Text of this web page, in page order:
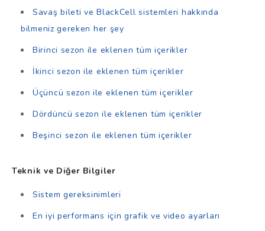
Savaş bileti ve BlackCell sistemleri hakkında
bilmeniz gereken her şey
Birinci sezon ile eklenen tüm içerikler
İkinci sezon ile eklenen tüm içerikler
Üçüncü sezon ile eklenen tüm içerikler
Dördüncü sezon ile eklenen tüm içerikler
Beşinci sezon ile eklenen tüm içerikler
Teknik ve Diğer Bilgiler
Sistem gereksinimleri
En iyi performans için grafik ve video ayarları